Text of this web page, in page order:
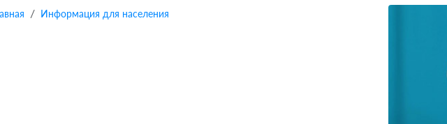
Информация для населения